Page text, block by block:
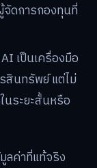
ดการกองทุนที่
AI เป็นเครื่องมือ
สินทรัพย์ แต่ไม่
ระยะสั้นหรือ
ลค่าที่แท้จริง